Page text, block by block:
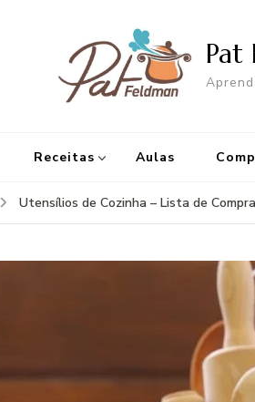
Pat
Receitas Aulas
Utensílios de Cozinha – Lista de